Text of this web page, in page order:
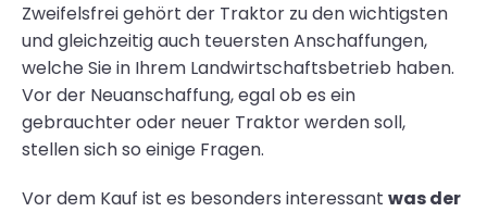
Zweifelsfrei gehört der Traktor zu den wichtigsten
und gleichzeitig auch teuersten Anschaffungen,
welche Sie in Ihrem Landwirtschaftsbetrieb haben.
Vor der Neuanschaffung, egal ob es ein
gebrauchter oder neuer Traktor werden soll,
stellen sich so einige Fragen.
Vor dem Kauf ist es besonders interessant was der